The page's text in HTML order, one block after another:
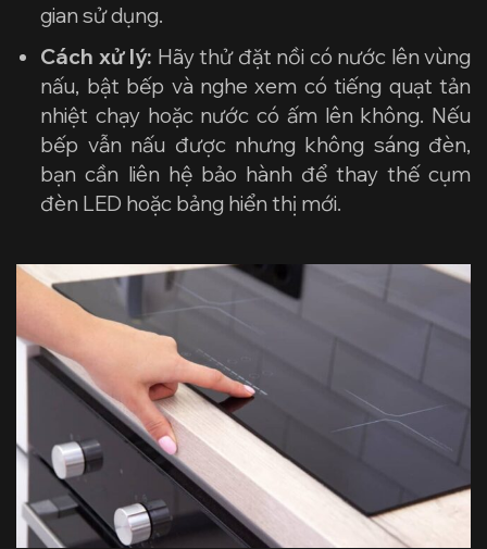
gian sử dụng.
Cách xử lý: Hãy thử đặt nồi có nước lên vùng
nấu, bật bếp và nghe xem có tiếng quạt tản
nhiệt chạy hoặc nước có ấm lên không. Nếu
bếp vẫn nấu được nhưng không sáng đèn,
bạn cần liên hệ bảo hành để thay thế cụm
đèn LED hoặc bảng hiển thị mới.